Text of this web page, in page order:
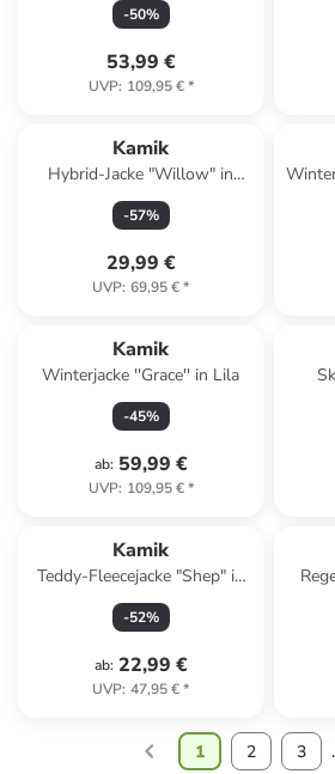
-50%
53,99 €
UVP: 109,95 €*
Kamik
Hybrid-Jacke "Willow" in
Hellblau/ Dunkelblau
-57%
29,99 €
UVP: 69,95 €*
Kamik
Winterjacke ''Grace'' in Lila
-45%
ab: 59,99 €
UVP: 109,95 €*
Kamik
Teddy-Fleecejacke "Shep" in
Türkis/ Blau
-52%
ab: 22,99 €
UVP: 47,95 €*
1 2 3